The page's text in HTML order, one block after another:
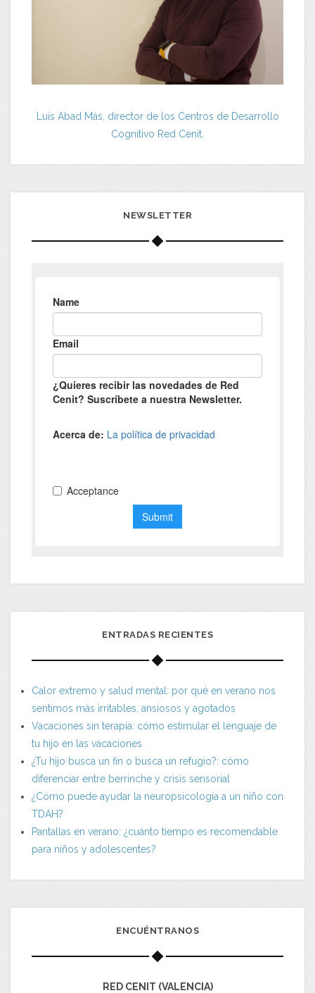
Luis Abad Más, director de los Centros de Desarrollo
Cognitivo Red Cenit.
NEWSLETTER
ENTRADAS RECIENTES
Calor extremo y salud mental: por qué en verano nos
sentimos más irritables, ansiosos y agotados
Vacaciones sin terapia: cómo estimular el lenguaje de
tu hijo en las vacaciones
¿Tu hijo busca un fin o busca un refugio?: cómo
diferenciar entre berrinche y crisis sensorial
¿Cómo puede ayudar la neuropsicología a un niño con
TDAH?
Pantallas en verano: ¿cuánto tiempo es recomendable
para niños y adolescentes?
ENCUÉNTRANOS
RED CENIT (VALENCIA)